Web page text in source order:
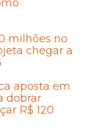
milhões no
chegar a
aposta em
dobrar
R$ 120